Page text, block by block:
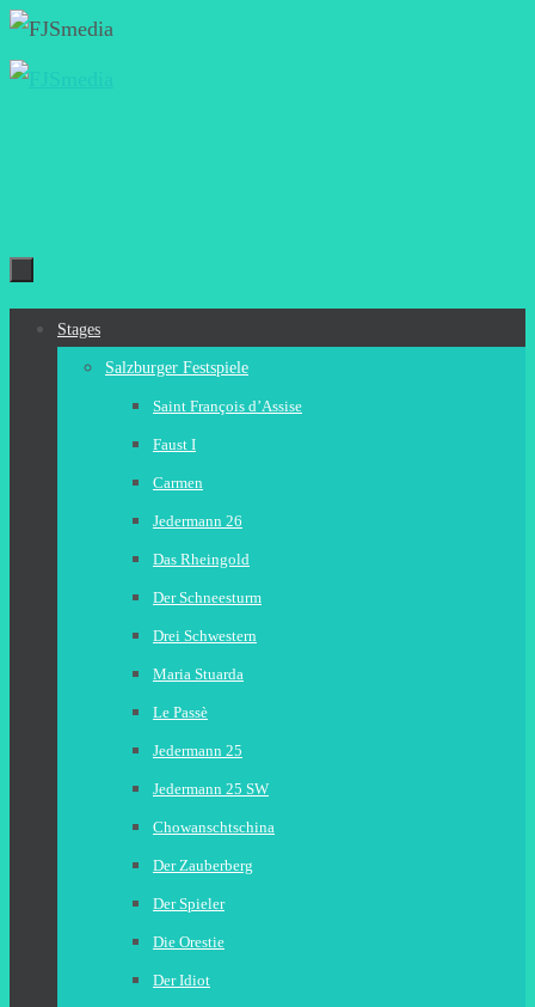
Zum
Inhalt
Zum
Stages
Salzburger Festspiele
Saint François d’Assise
Faust I
Carmen
Jedermann 26
Das Rheingold
Der Schneesturm
Drei Schwestern
Maria Stuarda
Le Passè
Jedermann 25
Jedermann 25 SW
Chowanschtschina
Der Zauberberg
Der Spieler
Die Orestie
Der Idiot